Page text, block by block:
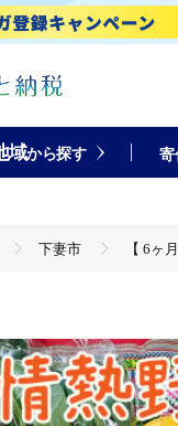
域から探す 寄
下妻市
【 6ヶ
熱野菜セット （ 7品 ）
まいも とうもろこし
熱野菜セット （ 7品 ）